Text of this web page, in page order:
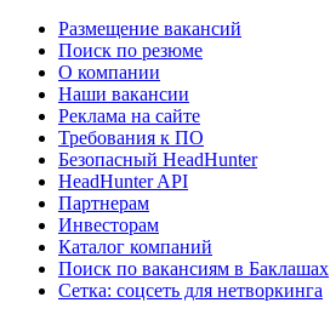
Размещение вакансий
Поиск по резюме
О компании
Наши вакансии
Реклама на сайте
Требования к ПО
Безопасный HeadHunter
HeadHunter API
Партнерам
Инвесторам
Каталог компаний
Поиск по вакансиям в Баклашах
Сетка: соцсеть для нетворкинга